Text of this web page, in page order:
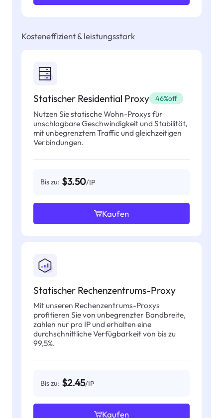
Kosteneffizient & leistungsstark
Statischer Residential Proxy 46%off
Nutzen Sie statische Wohn-Proxys für
unschlagbare Geschwindigkeit und Stabilität,
mit unbegrenztem Traffic und gleichzeitigen
Verbindungen.
Bis zu: $3.50/IP
Kaufen
Statischer Rechenzentrums-Proxy
Mit unseren Rechenzentrums-Proxys
profitieren Sie von unbegrenzter Bandbreite,
zahlen nur pro IP und erhalten eine
durchschnittliche Verfügbarkeit von bis zu
99,5%.
Bis zu: $2.45/IP
Kaufen